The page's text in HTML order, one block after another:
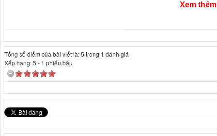
Xem
Tổng số điểm của bài viết là: 5 trong 1 đánh giá
Xếp hạng:5 - 1 phiếu bầu